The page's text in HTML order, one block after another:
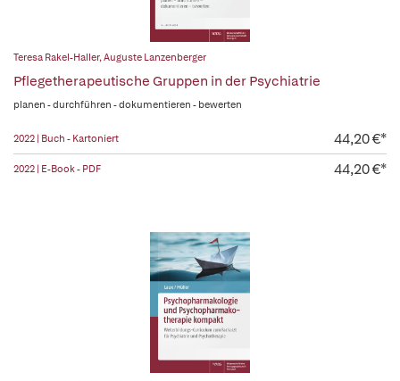
Teresa Rakel-Haller,Auguste Lanzenberger
Pflegetherapeutische Gruppen in der Psychiatrie
planen - durchführen - dokumentieren - bewerten
2022 | Buch - Kartoniert 44,20 €*
2022 | E-Book - PDF 44,20 €*